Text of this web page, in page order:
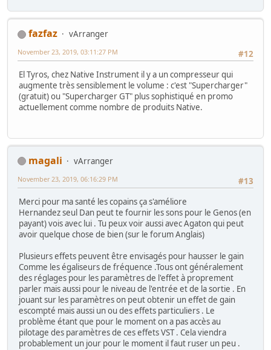
fazfaz
vArranger
#12
November 23, 2019, 03:11:27 PM
El Tyros, chez Native Instrument il y a un compresseur qui
augmente très sensiblement le volume : c'est "Supercharger"
(gratuit) ou "Supercharger GT" plus sophistiqué en promo
actuellement comme nombre de produits Native.
magali
vArranger
#13
November 23, 2019, 06:16:29 PM
Merci pour ma santé les copains ça s'améliore
Hernandez seul Dan peut te fournir les sons pour le Genos (en
payant) vois avec lui . Tu peux voir aussi avec Agaton qui peut
avoir quelque chose de bien (sur le forum Anglais)
Plusieurs effets peuvent être envisagés pour hausser le gain
Comme les égaliseurs de fréquence .Tous ont généralement
des réglages pour les paramètres de l'effet à proprement
parler mais aussi pour le niveau de l'entrée et de la sortie . En
jouant sur les paramètres on peut obtenir un effet de gain
escompté mais aussi un ou des effets particuliers . Le
problème étant que pour le moment on a pas accès au
pilotage des paramètres de ces effets VST . Cela viendra
probablement un jour pour le moment il faut ruser un peu .